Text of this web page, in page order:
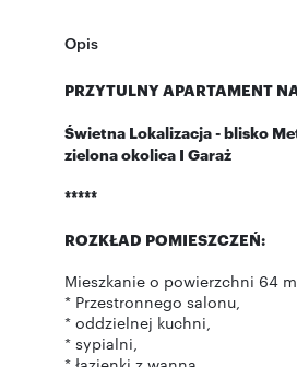
Opis
PRZYTULNY APARTAMENT
Świetna Lokalizacja - blisko
zielona okolica I Garaż
*****
ROZKŁAD POMIESZCZEŃ:
Mieszkanie o powierzchni 64
* Przestronnego salonu,
* oddzielnej kuchni,
* sypialni,